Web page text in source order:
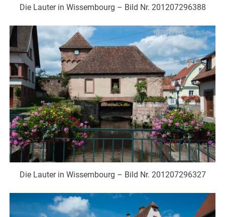
Die Lauter in Wissembourg – Bild Nr. 201207296388
Die Lauter in Wissembourg – Bild Nr. 201207296327